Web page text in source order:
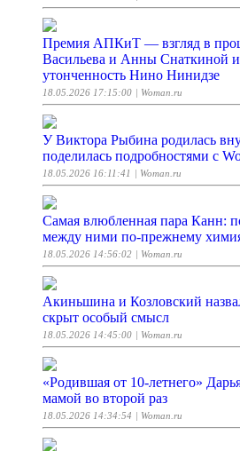
Премия АПКиТ — взгляд в
Васильева и Анны Снаткиной
утонченность Нино Нинидзе
18.05.2026 17:15:00 | Woman.ru
У Виктора Рыбина родилась
поделилась подробностями с
18.05.2026 16:11:41 | Woman.ru
Самая влюбленная пара Канн:
между ними по-прежнему
18.05.2026 14:56:02 | Woman.ru
Акиньшина и Козловский
скрыт особый смысл
18.05.2026 14:45:00 | Woman.ru
«Родившая от 10-летнего»
мамой во второй раз
18.05.2026 14:34:54 | Woman.ru